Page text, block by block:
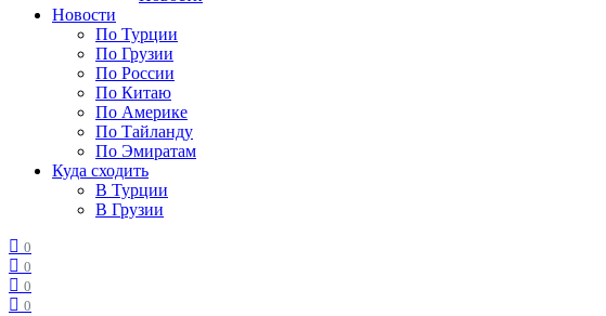
Новости
По Турции
По Грузии
По России
По Китаю
По Америке
По Тайланду
По Эмиратам
Куда сходить
В Турции
В Грузии
0
0
0
0